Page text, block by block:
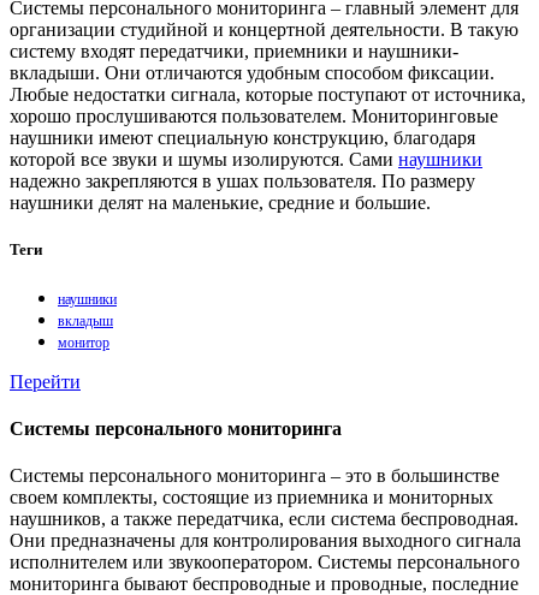
Системы персонального мониторинга – главный элемент для
организации студийной и концертной деятельности. В такую
систему входят передатчики, приемники и наушники-
вкладыши. Они отличаются удобным способом фиксации.
Любые недостатки сигнала, которые поступают от источника,
хорошо прослушиваются пользователем. Мониторинговые
наушники имеют специальную конструкцию, благодаря
которой все звуки и шумы изолируются. Сами наушники
надежно закрепляются в ушах пользователя. По размеру
наушники делят на маленькие, средние и большие.
Теги
наушники
вкладыш
монитор
Перейти
Системы персонального мониторинга
Системы персонального мониторинга – это в большинстве
своем комплекты, состоящие из приемника и мониторных
наушников, а также передатчика, если система беспроводная.
Они предназначены для контролирования выходного сигнала
исполнителем или звукооператором. Системы персонального
мониторинга бывают беспроводные и проводные, последние